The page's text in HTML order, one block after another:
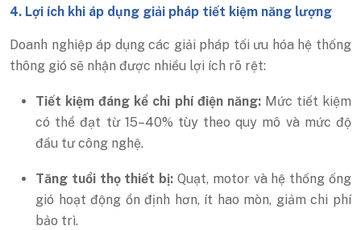
4. Lợi ích khi áp dụng giải pháp tiết kiệm năng lượng
Doanh nghiệp áp dụng các giải pháp tối ưu hóa hệ thống
thông gió sẽ nhận được nhiều lợi ích rõ rệt:
Tiết kiệm đáng kể chi phí điện năng:Mức tiết kiệm
có thể đạt từ 15–40% tùy theo quy mô và mức độ
đầu tư công nghệ.
Tăng tuổi thọ thiết bị: Quạt, motor và hệ thống ống
gió hoạt động ổn định hơn, ít hao mòn, giảm chi phí
bảo trì.